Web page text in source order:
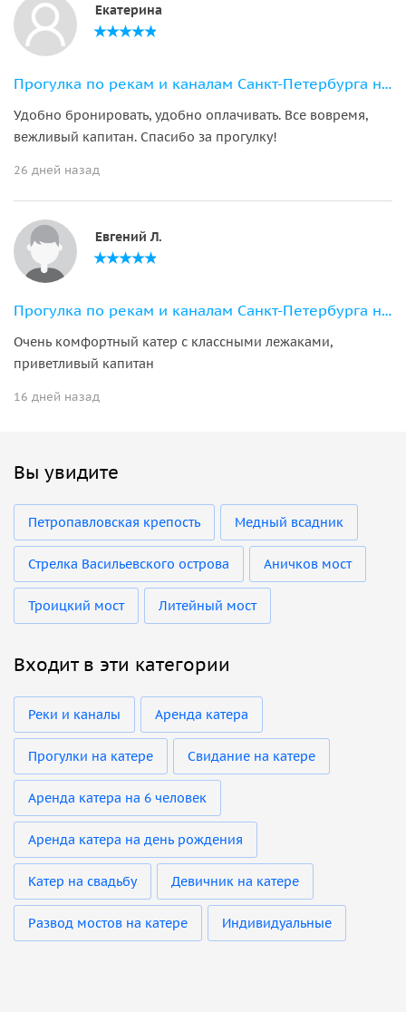
Екатерина
Прогулка по рекам и каналам Санкт-Петербурга на катере «Байлайнер»
Удобно бронировать, удобно оплачивать. Все вовремя,
вежливый капитан. Спасибо за прогулку!
26 дней назад
Евгений Л.
Прогулка по рекам и каналам Санкт-Петербурга на премиальном катере "Валли"
Очень комфортный катер с классными лежаками,
приветливый капитан
16 дней назад
Вы увидите
Петропавловская крепость Медный всадник
Стрелка Васильевского острова Аничков мост
Троицкий мост Литейный мост
Входит в эти категории
Реки и каналы Аренда катера
Прогулки на катере Свидание на катере
Аренда катера на 6 человек
Аренда катера на день рождения
Катер на свадьбу Девичник на катере
Развод мостов на катере Индивидуальные